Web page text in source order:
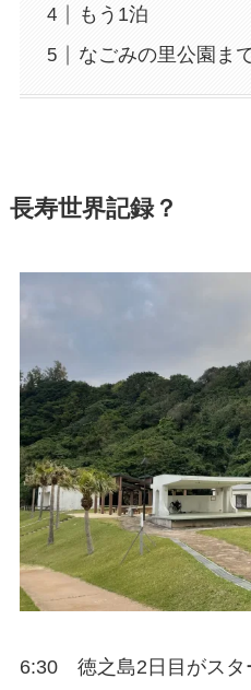
もう1泊
なごみの里公園ま
長寿世界記録？
6:30 徳之島2日目がスタ